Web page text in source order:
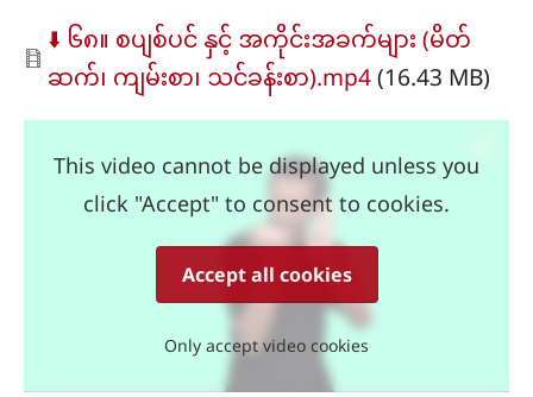
Document
⬇️ ၆၈။ စပျစ်ပင် နှင့် အကိုင်းအခက်များ (မိတ်
ဆက်၊ ကျမ်းစာ၊ သင်ခန်းစာ).mp4(16.43 MB)
This video cannot be displayed unless you
click "Accept" to consent to cookies.
Accept all cookies
Only accept video cookies